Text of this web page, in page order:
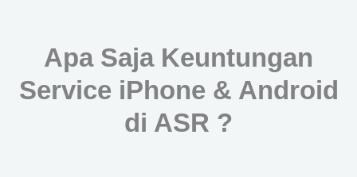
Apa Saja Keuntungan
Service iPhone & Android
di ASR ?